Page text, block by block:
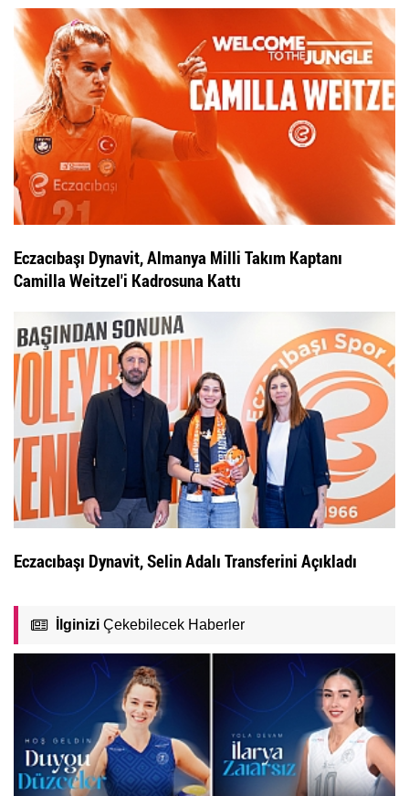
Eczacıbaşı Dynavit, Almanya Milli Takım Kaptanı
Camilla Weitzel'i Kadrosuna Kattı
Eczacıbaşı Dynavit, Selin Adalı Transferini Açıkladı
İlginizi Çekebilecek Haberler